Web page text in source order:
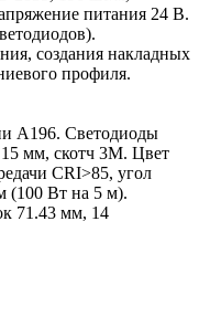
питания 24 В.
создания накладных
профиля.
A196. Светодиоды
мм, скотч 3M. Цвет
CRI>85, угол
(100 Вт на 5 м).
71.43 мм, 14